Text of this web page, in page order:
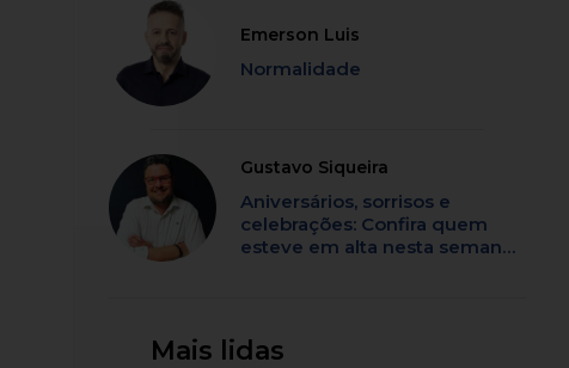
Emerson Luis
Normalidade
Gustavo Siqueira
Aniversários, sorrisos e
celebrações: Confira quem
esteve em alta nesta semana
Mais lidas